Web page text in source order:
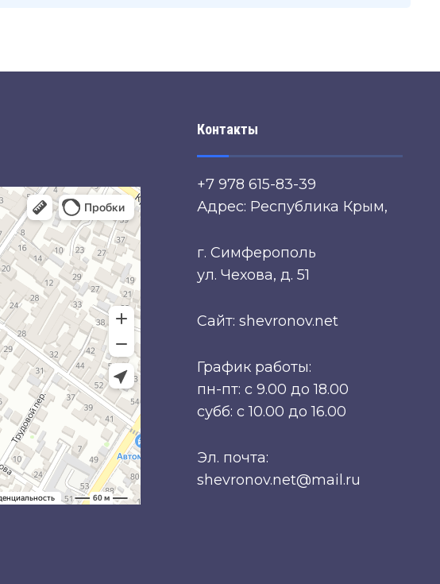
Контакты
+7 978 615-83-39
Адрес: Республика Крым,
г. Симферополь
ул. Чехова, д. 51
Сайт: shevronov.net
График работы:
пн-пт: с 9.00 до 18.00
субб: с 10.00 до 16.00
Эл. почта:
shevronov.net@mail.ru